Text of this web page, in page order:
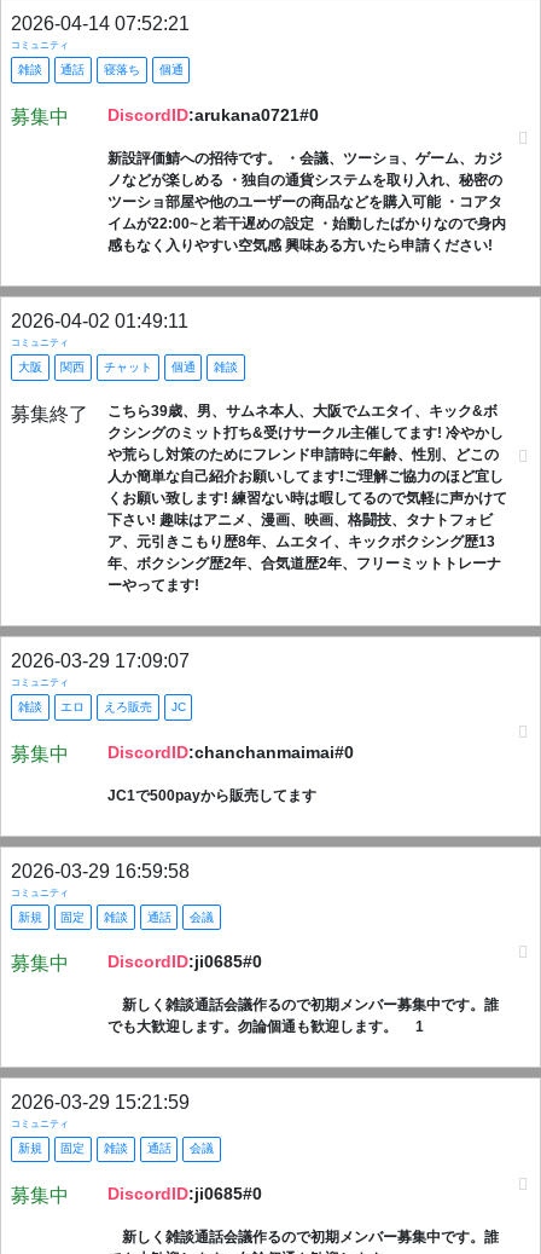
2026-04-14 07:52:21
コミュニティ
雑談 通話 寝落ち 個通
募集中 DiscordID:arukana0721#0
新設評価鯖への招待です。 ・会議、ツーショ、ゲーム、カジ
ノなどが楽しめる ・独自の通貨システムを取り入れ、秘密の
ツーショ部屋や他のユーザーの商品などを購入可能 ・コアタ
イムが22:00~と若干遅めの設定 ・始動したばかりなので身内
感もなく入りやすい空気感 興味ある方いたら申請ください!
2026-04-02 01:49:11
コミュニティ
大阪 関西 チャット 個通 雑談
募集終了
こちら39歳、男、サムネ本人、大阪でムエタイ、キック&ボ
クシングのミット打ち&受けサークル主催してます! 冷やかし
や荒らし対策のためにフレンド申請時に年齢、性別、どこの
人か簡単な自己紹介お願いしてます!ご理解ご協力のほど宜し
くお願い致します! 練習ない時は暇してるので気軽に声かけて
下さい! 趣味はアニメ、漫画、映画、格闘技、タナトフォビ
ア、元引きこもり歴8年、ムエタイ、キックボクシング歴13
年、ボクシング歴2年、合気道歴2年、フリーミットトレーナ
ーやってます!
2026-03-29 17:09:07
コミュニティ
雑談 エロ えろ販売 JC
募集中 DiscordID:chanchanmaimai#0
JC1で500payから販売してます
2026-03-29 16:59:58
コミュニティ
新規 固定 雑談 通話 会議
募集中 DiscordID:ji0685#0
新しく雑談通話会議作るので初期メンバー募集中です。誰
でも大歓迎します。勿論個通も歓迎します。 1
2026-03-29 15:21:59
コミュニティ
新規 固定 雑談 通話 会議
募集中 DiscordID:ji0685#0
新しく雑談通話会議作るので初期メンバー募集中です。誰